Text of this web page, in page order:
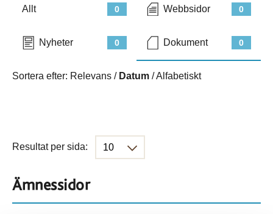
0
Allt 0
Webbsidor
0
Nyheter 0
Dokument
Sortera efter: Relevans / Datum /Alfabetiskt
Resultat per sida:
Ämnessidor